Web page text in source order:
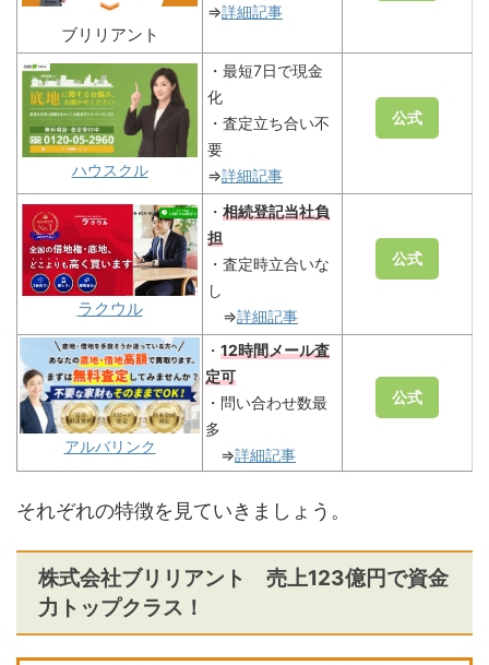
ブリリアント
⇒詳細記事
ハウスクル
・最短7日で現金
化
・査定立ち合い不
要
⇒詳細記事
公式
ラクウル
・ 相続登記当社負
担
・査定時立合いな
し
⇒詳細記事
公式
アルバリンク
・ 12時間メール査
定可
・問い合わせ数最
多
⇒詳細記事
公式
それぞれの特徴を見ていきましょう。
株式会社ブリリアント 売上123億円で資金
力トップクラス！